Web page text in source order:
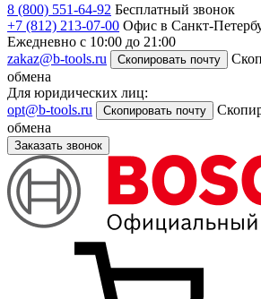
8 (800) 551-64-92 Бесплатный звонок
+7 (812) 213-07-00 Офис в Санкт-
Ежедневно с 10:00 до 21:00
zakaz@b-tools.ru
Скопировать почту
обмена
Для юридических лиц:
opt@b-tools.ru
Скопировать почту
обмена
Заказать звонок